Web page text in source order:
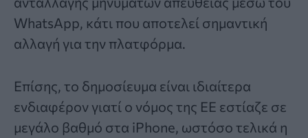
WhatsApp, κάτι που αποτελεί σημαντική
αλλαγή για την πλατφόρμα.
Επίσης, το δημοσίευμα είναι ιδιαίτερα
ενδιαφέρον γιατί ο νόμος της ΕΕ εστίαζε σε
μεγάλο βαθμό στα iPhone, ωστόσο τελικά η